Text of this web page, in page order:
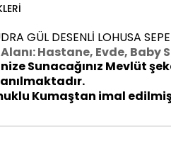
GÜL DESENLİ LOHUSA
Hastane, Evde, Baby
Sunacağınız Mevlüt
Kumaştan imal